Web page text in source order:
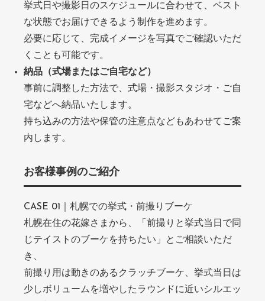
挙式日や撮影日のスケジュールに合わせて、ベスト
な状態でお届けできるよう制作を進めます。
必要に応じて、完成イメージを写真でご確認いただ
くことも可能です。
納品（式場またはご自宅など）
事前に調整した方法で、式場・撮影スタジオ・ご自
宅などへ納品いたします。
持ち込みの方法や保管の注意点などもあわせてご案
内します。
お客様事例のご紹介
CASE 01｜札幌での挙式・前撮りブーケ
札幌在住の花嫁さまから、「前撮りと挙式当日で同
じテイストのブーケを持ちたい」とご相談いただ
き、
前撮り用は動きのあるクラッチブーケ、挙式当日は
少しボリュームを増やしたラウンドに近いシルエッ